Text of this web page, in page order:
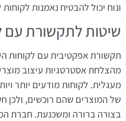
ונוח יכול להבטיח נאמנות לקוחות
שיטות לתקשורת עם
תקשורת אפקטיבית עם לקוחות
מהצלחת אסטרטגיות עיצוב
מעגלית. לקוחות מודעים יותר
של המוצרים שהם רוכשים, ולכן
בצורה ברורה ומשכנעת. חברת